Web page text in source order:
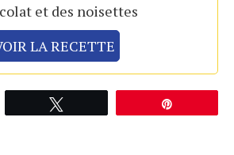
et des noisettes
LA RECETTE